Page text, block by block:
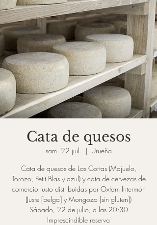
Cata de quesos
sam. 22 juil.
  |
Urueña
Cata de quesos de Las Cortas (Majuelo,
Torozo, Petit Blas y azul) y cata de cervezas de
comercio justo distribuidas por Oxfam Intermón
(Juste [belga] y Mongozo [sin gluten])
Sábado, 22 de julio, a las 20:30
Imprescindible reserva